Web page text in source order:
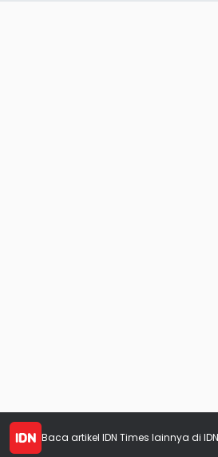
Baca artikel IDN Times lainnya di